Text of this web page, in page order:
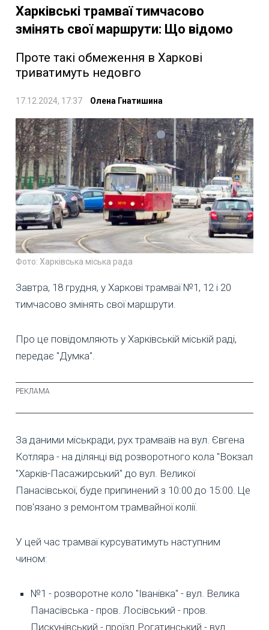
Харківські трамваї тимчасово
змінять свої маршрути: Що відомо
Проте такі обмеження в Харкові
триватимуть недовго
17.12.2024, 17:37 Олена Гнатишина
Фото: Харківська міська рада
Завтра, 18 грудня, у Харкові трамваї №1, 12 і 20
тимчасово змінять свої маршрути.
Про це повідомляють у Харківській міській раді,
передає "Думка".
За даними міськради, рух трамваїв на вул. Євгена
Котляра - на ділянці від розворотного кола "Вокзал
"Харків-Пасажирський" до вул. Великої
Панасівської, буде припинений з 10:00 до 15:00. Це
пов'язано з ремонтом трамвайної колії.
У цей час трамваї курсуватимуть наступним
чином:
№1 - розворотне коло "Іванівка" - вул. Велика
Панасівська - пров. Лосівський - пров.
Пискунівський - проїзд Рогатинський - вул.